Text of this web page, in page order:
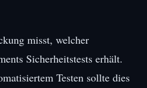
misst, welcher
Sicherheitstests erhält.
Testen sollte dies